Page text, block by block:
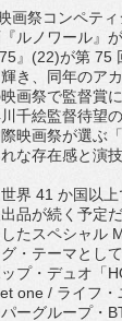
画祭コンペティ
ルノワール』
』(22)が第 75
き、 同年のア
画祭で監督賞
千絵監督待望の
映画祭が選ぶ
な存在感と演
界 41 か国以上
品が続く予定
たスペシャル
・ テーマとし
プ・デュオ「
one / ライフ
ーグループ・